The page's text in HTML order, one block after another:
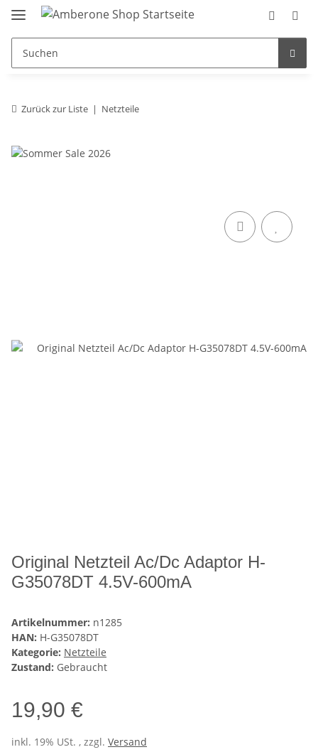
Zurück zur Liste Netzteile
Original Netzteil Ac/Dc Adaptor H-
G35078DT 4.5V-600mA
Artikelnummer: n1285
HAN: H-G35078DT
Kategorie: Netzteile
Zustand: Gebraucht
19,90 €
inkl. 19% USt. , zzgl. Versand